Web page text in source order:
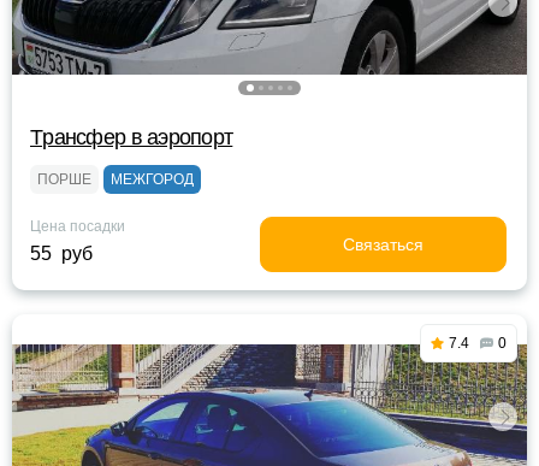
Tрансфер в аэропорт
ПОРШЕ МЕЖГОРОД
Цена посадки
55 руб Связаться
7.4 0